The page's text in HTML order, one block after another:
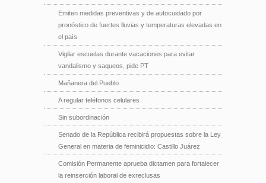
Emiten medidas preventivas y de autocuidado por
pronóstico de fuertes lluvias y temperaturas elevadas en
el país
Vigilar escuelas durante vacaciones para evitar
vandalismo y saqueos, pide PT
Mañanera del Pueblo
A regular teléfonos celulares
Sin subordinación
Senado de la República recibirá propuestas sobre la Ley
General en materia de feminicidio: Castillo Juárez
Comisión Permanente aprueba dictamen para fortalecer
la reinserción laboral de exreclusas